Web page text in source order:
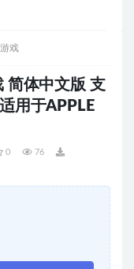
戏
简体中文版 支
用于APPLE
0 76